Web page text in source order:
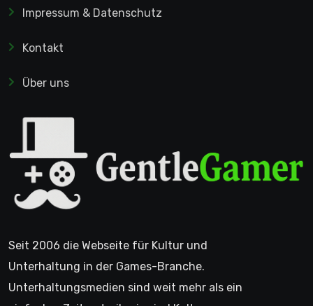
Impressum & Datenschutz
Kontakt
Über uns
Seit 2006 die Webseite für Kultur und
Unterhaltung in der Games-Branche.
Unterhaltungsmedien sind weit mehr als ein